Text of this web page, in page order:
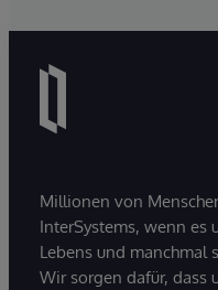
Millionen von
InterSystems, wenn es
Lebens und manchmal
Wir sorgen dafür, dass